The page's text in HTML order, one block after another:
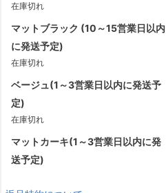
在庫切れ
マットブラック (10～15営業日以内
に発送予定)
在庫切れ
ベージュ(1～3営業日以内に発送予
定)
在庫切れ
マットカーキ(1～3営業日以内に発
送予定)